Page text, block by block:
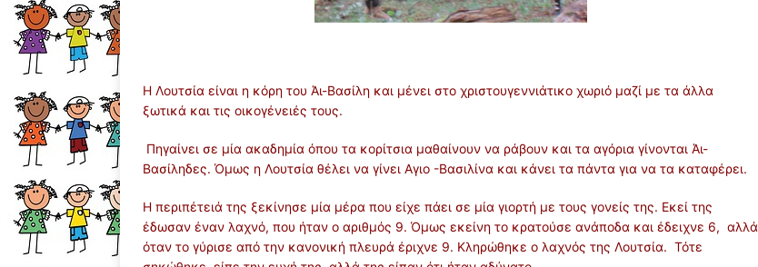
Η Λουτσία είναι η κόρη του Άι-Βασίλη και μένει στο χριστουγεννιάτικο χωριό μαζί με τα άλλα
ξωτικά και τις οικογένειές τους.
Πηγαίνει σε μία ακαδημία όπου τα κορίτσια μαθαίνουν να ράβουν και τα αγόρια γίνονται Άι-
Βασίληδες. Όμως η Λουτσία θέλει να γίνει Αγιο -Βασιλίνα και κάνει τα πάντα για να τα καταφέρει.
Η περιπέτειά της ξεκίνησε μία μέρα που είχε πάει σε μία γιορτή με τους γονείς της. Εκεί της
έδωσαν έναν λαχνό, που ήταν ο αριθμός 9. Όμως εκείνη το κρατούσε ανάποδα και έδειχνε 6, αλλά
όταν το γύρισε από την κανονική πλευρά έριχνε 9. Κληρώθηκε ο λαχνός της Λουτσία. Τότε